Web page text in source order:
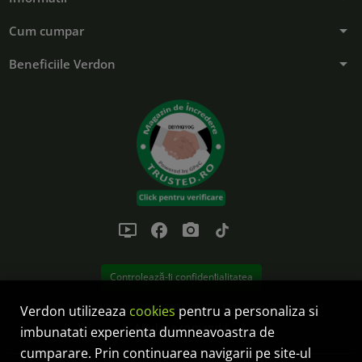
Cum cumpar arrow_drop_down
Beneficiile Verdon arrow_drop_down
ondemand_video facebook photo_camera tiktok
Controlează-ți confidențialitatea
Anulare comanda
Verdon utilizeaza cookies pentru a personaliza si
imbunatati experienta dumneavoastra de
cumparare. Prin continuarea navigarii pe site-ul